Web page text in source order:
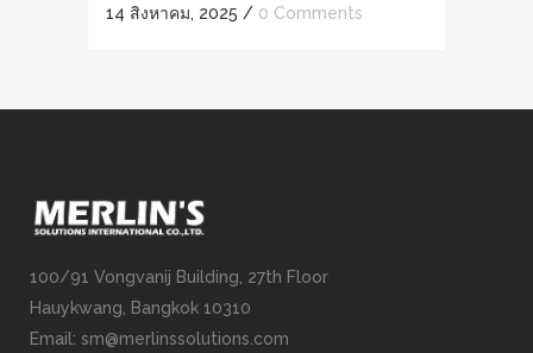
14 สิงหาคม, 2025 / 0 Comments
100/91 Vongvanij Building, 27th Floor
Hauykwang, Bangkok 10310
Email: sm@merlinssolutions.com